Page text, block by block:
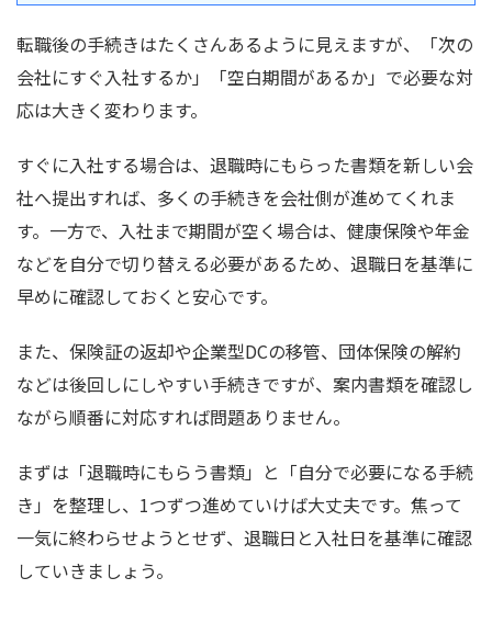
転職後の手続きはたくさんあるように見えますが、「次の
会社にすぐ入社するか」「空白期間があるか」で必要な対
応は大きく変わります。
すぐに入社する場合は、退職時にもらった書類を新しい会
社へ提出すれば、多くの手続きを会社側が進めてくれま
す。一方で、入社まで期間が空く場合は、健康保険や年金
などを自分で切り替える必要があるため、退職日を基準に
早めに確認しておくと安心です。
また、保険証の返却や企業型DCの移管、団体保険の解約
などは後回しにしやすい手続きですが、案内書類を確認し
ながら順番に対応すれば問題ありません。
まずは「退職時にもらう書類」と「自分で必要になる手続
き」を整理し、1つずつ進めていけば大丈夫です。焦って
一気に終わらせようとせず、退職日と入社日を基準に確認
していきましょう。